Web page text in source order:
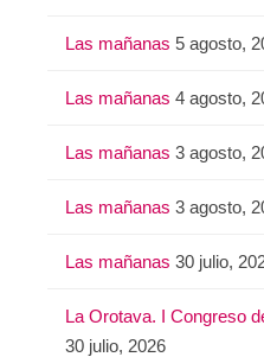
Las mañanas 5 agosto,
Las mañanas 4 agosto,
Las mañanas 3 agosto,
Las mañanas 3 agosto,
Las mañanas 30 julio,
La Orotava. I Congreso
30 julio, 2026